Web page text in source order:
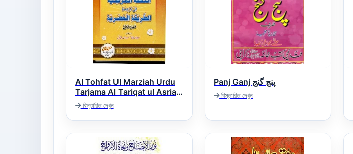
Al Tohfat Ul Marziah Urdu
Tarjama Al Tariqat ul Asria
التحفۃ المرضیہ اردو ترجمہ
الطریقۃ العصریہ
বিস্তারিত দেখুন
Panj Ganj پنج گنج
বিস্তারিত দেখুন